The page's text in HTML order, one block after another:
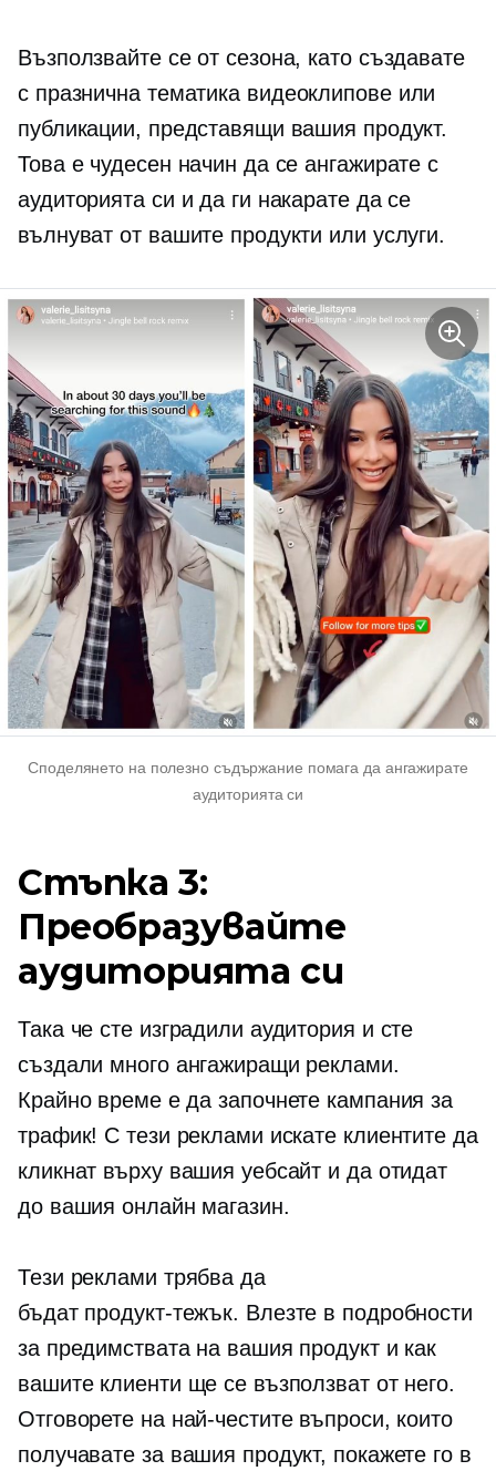
Възползвайте се от сезона, като създавате
с празнична тематика видеоклипове или
публикации, представящи вашия продукт.
Това е чудесен начин да се ангажирате с
аудиторията си и да ги накарате да се
вълнуват от вашите продукти или услуги.
Споделянето на полезно съдържание помага да ангажирате
аудиторията си
Стъпка 3:
Преобразувайте
аудиторията си
Така че сте изградили аудитория и сте
създали много ангажиращи реклами.
Крайно време е да започнете кампания за
трафик! С тези реклами искате клиентите да
кликнат върху вашия уебсайт и да отидат
до вашия онлайн магазин.
Тези реклами трябва да
бъдат продукт-тежък. Влезте в подробности
за предимствата на вашия продукт и как
вашите клиенти ще се възползват от него.
Отговорете на най-честите въпроси, които
получавате за вашия продукт, покажете го в